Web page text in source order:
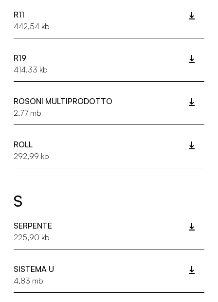
R11
442,54 kb
R19
414,33 kb
ROSONI MULTIPRODOTTO
2,77 mb
ROLL
292,99 kb
S
SERPENTE
225,90 kb
SISTEMA U
4,83 mb